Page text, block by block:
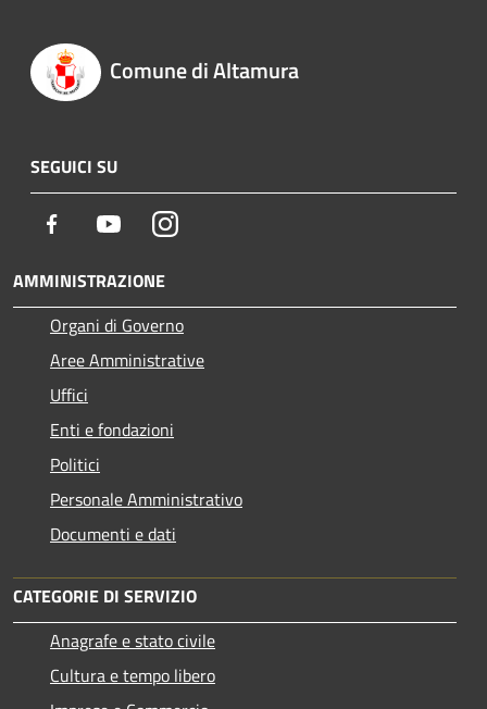
Comune di Altamura
SEGUICI SU
Facebook YoutubeInstagram
AMMINISTRAZIONE
Organi di Governo
Aree Amministrative
Uffici
Enti e fondazioni
Politici
Personale Amministrativo
Documenti e dati
CATEGORIE DI SERVIZIO
Anagrafe e stato civile
Cultura e tempo libero